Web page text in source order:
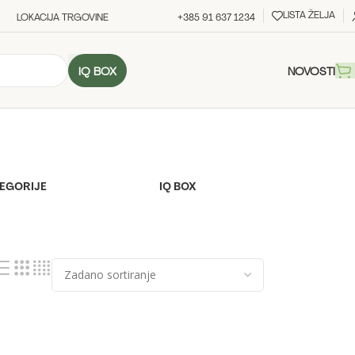
LOKACIJA TRGOVINE +385 91 637 1234 LISTA ŽELJA
IQ BOX NOVOSTI
IQ BOX